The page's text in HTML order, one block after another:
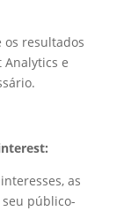
os resultados
Analytics e
as
público-